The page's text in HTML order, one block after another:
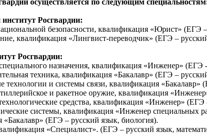
Росгвардии:
безопасности, квалификация «Юрист» (ЕГЭ
квалификация «Лингвист-переводчик» (ЕГЭ –
Росгвардии:
назначения, квалификация «Инженер» (ЕГЭ
техника, квалификация «Бакалавр» (ЕГЭ –
и системы связи, квалификация «Бакалавр»
и ракетное оружие, квалификация
средства, квалификация «Инженер» (ЕГЭ
системы, квалификация «Инженер специальных
(ЕГЭ – русский язык, биология).
«Специалист». (ЕГЭ – русский язык,